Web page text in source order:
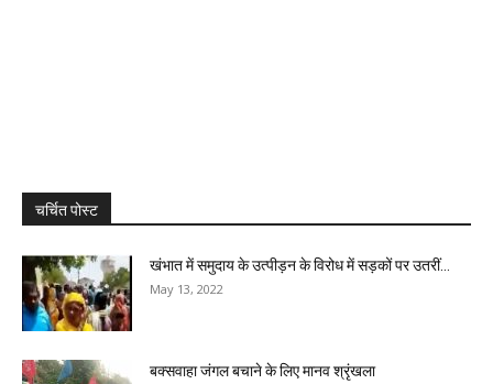
चर्चित पोस्ट
खंभात में समुदाय के उत्पीड़न के विरोध में सड़कों पर उतरीं...
May 13, 2022
बक्सवाहा जंगल बचाने के लिए मानव श्रृंखला